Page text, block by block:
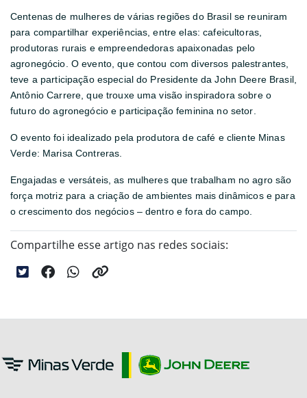
Centenas de mulheres de várias regiões do Brasil se reuniram
para compartilhar experiências, entre elas: cafeicultoras,
produtoras rurais e empreendedoras apaixonadas pelo
agronegócio. O evento, que contou com diversos palestrantes,
teve a participação especial do Presidente da John Deere Brasil,
Antônio Carrere, que trouxe uma visão inspiradora sobre o
futuro do agronegócio e participação feminina no setor.
O evento foi idealizado pela produtora de café e cliente Minas
Verde: Marisa Contreras.
Engajadas e versáteis, as mulheres que trabalham no agro são
força motriz para a criação de ambientes mais dinâmicos e para
o crescimento dos negócios – dentro e fora do campo.
Compartilhe esse artigo nas redes sociais: